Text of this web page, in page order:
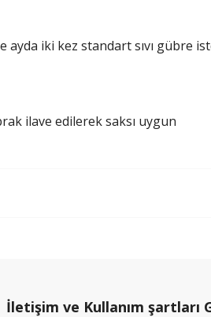
ayda iki kez standart sıvı gübre
ilave edilerek saksı uygun
İletişim ve Kullanım şartları